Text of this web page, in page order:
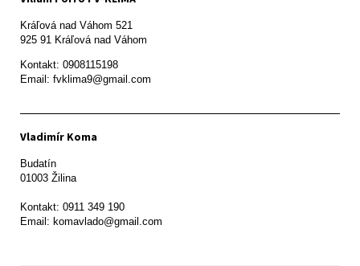
Kráľová nad Váhom 521
Kontakt: 0908115198
Email: fvklima9@gmail.com
Vladimír Koma
Budatín
01003 Žilina
Kontakt: 0911 349 190